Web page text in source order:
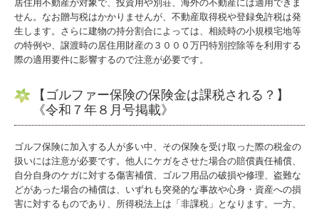
居住用不動産が対象で、投資用や別荘、海外の不動産には適用できま
せん。なお贈与税はかかりませんが、不動産取得税や登録免許税は発
生します。さらに建物の持分割合によっては、相続時の小規模宅地等
の特例や、譲渡時の居住用財産の３０００万円特別控除等を利用する
際の適用要件に影響するので注意が必要です。
【ゴルファー保険の保険金は課税される？】
《令和７年８月号掲載》
ゴルフ保険に加入する人が多い中、その保険を受け取った際の税金の
扱いには注意が必要です。他人にケガをさせた場合の賠償責任補償、
自分自身のケガに対する傷害補償、ゴルフ用品の破損や修理、盗難な
どがあった場合の補償は、いずれも突発的な事故や心身・資産への損
害に対するものであり、所得税法上は「非課税」となります。一方、